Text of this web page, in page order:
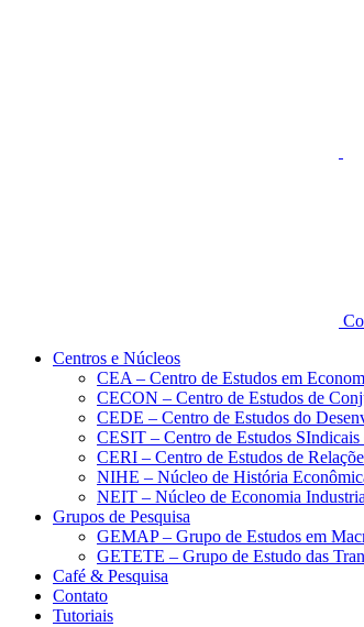
Centros e Núcleos
CEA – Centro de Estudos em
CECON – Centro de Estudos de
CEDE – Centro de Estudos do
CESIT – Centro de Estudos
CERI – Centro de Estudos de
NIHE – Núcleo de História
NEIT – Núcleo de Economia
Grupos de Pesquisa
GEMAP – Grupo de Estudos em
GETETE – Grupo de Estudo das
Café & Pesquisa
Contato
Tutoriais